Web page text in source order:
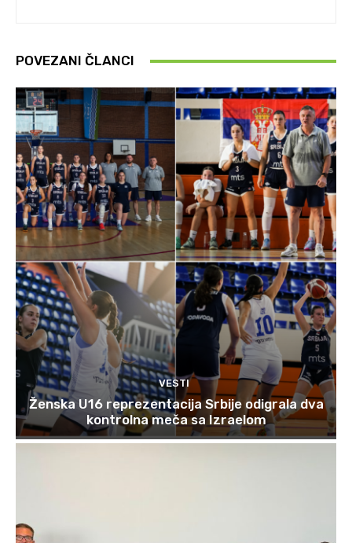
POVEZANI ČLANCI
VESTI
Ženska U16 reprezentacija Srbije odigrala dva
kontrolna meča sa Izraelom